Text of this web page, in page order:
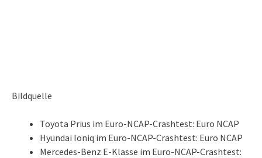
Bildquelle
Toyota Prius im Euro-NCAP-Crashtest: Euro NCAP
Hyundai Ioniq im Euro-NCAP-Crashtest: Euro NCAP
Mercedes-Benz E-Klasse im Euro-NCAP-Crashtest: